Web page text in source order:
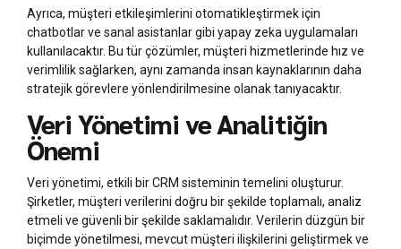
Ayrıca, müşteri etkileşimlerini otomatikleştirmek için
chatbotlar ve sanal asistanlar gibi yapay zeka uygulamaları
kullanılacaktır. Bu tür çözümler, müşteri hizmetlerinde hız ve
verimlilik sağlarken, aynı zamanda insan kaynaklarının daha
stratejik görevlere yönlendirilmesine olanak tanıyacaktır.
Veri Yönetimi ve Analitiğin
Önemi
Veri yönetimi, etkili bir CRM sisteminin temelini oluşturur.
Şirketler, müşteri verilerini doğru bir şekilde toplamalı, analiz
etmeli ve güvenli bir şekilde saklamalıdır. Verilerin düzgün bir
biçimde yönetilmesi, mevcut müşteri ilişkilerini geliştirmek ve